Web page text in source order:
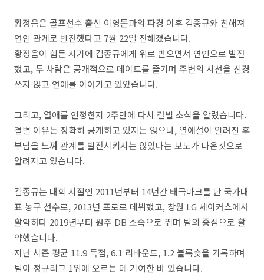
황정음은 골프선수 출신 이영돈과의 파경 이후 김종규와 친해져
연인 관계로 발전했다고 7월 22일 전해졌습니다.
황정음이 힘든 시기에 김종규에게 위로 받으면서 연인으로 발전
했고, 두 사람은 공개적으로 데이트를 즐기며 주변의 시선을 신경
쓰지 않고 연애를 이어가고 있았습니다.
그리고, 열애를 인정한지 2주만에 다시 결별 소식을 알렸습니다.
결별 이유는 정확히 공개하고 있지는 않으나, 열애설이 알려진 후
부담을 느껴 관계를 발전시키지는 않았다는 보도가 나온것으로
알려지고 있습니다.
김종규는 대학 시절인 2011년부터 14년간 태극마크를 단 국가대
표 농구 선수로, 2013년 프로로 데뷔했고, 창원 LG 세이커스에서
활약하다 2019년부터 원주 DB 소속으로 뛰며 팀의 중심으로 활
약했습니다.
지난 시즌 평균 11.9 득점, 6.1 리바운드, 1.2 블록슛을 기록하며
팀이 정규리그 1위에 오르는 데 기여한 바 있습니다.